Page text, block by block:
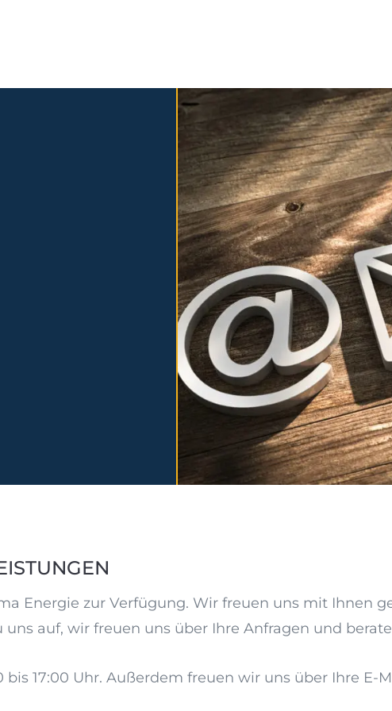
Energie zur Verfügung. Wir freuen uns mit Ihnen
auf, wir freuen uns über Ihre Anfragen und
17:00 Uhr. Außerdem freuen wir uns über Ihre E-